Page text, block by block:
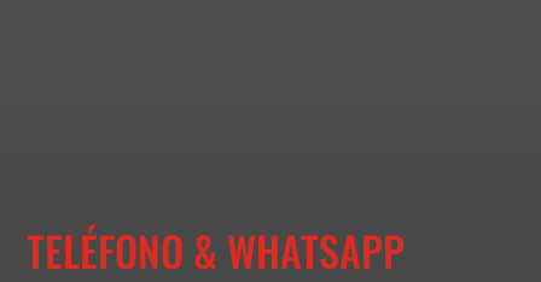
TELÉFONO & WHATSAPP